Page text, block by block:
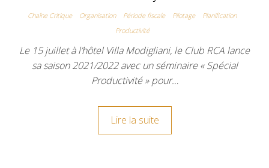
Chaîne Critique Organisation Période fiscale Pilotage
Planification
Productivité
Le 15 juillet à l’hôtel Villa Modigliani, le Club RCA lance
sa saison 2021/2022 avec un séminaire « Spécial
Productivité » pour…
Lire la suite